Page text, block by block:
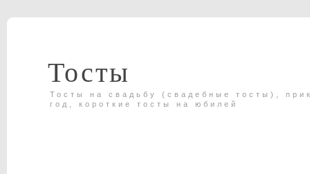
Тосты
Тосты на свадьбу (свадебные тосты),
год, короткие тосты на юбилей